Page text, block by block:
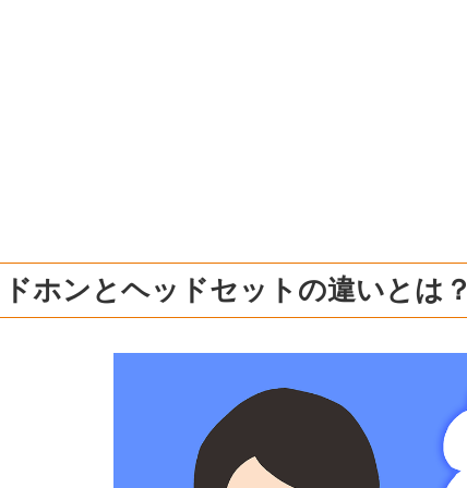
ホンとヘッドセットの違いとは？